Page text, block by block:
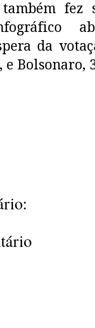
fez
da
e Bolsonaro,